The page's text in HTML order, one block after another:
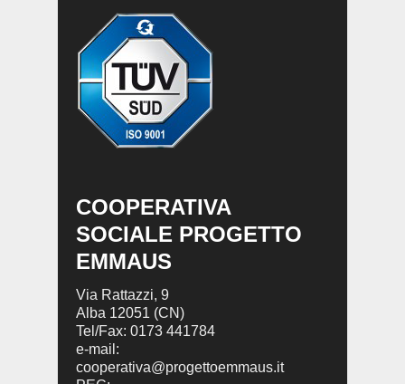
COOPERATIVA
SOCIALE PROGETTO
EMMAUS
Via Rattazzi, 9
Alba 12051 (CN)
Tel/Fax: 0173 441784
e-mail:
cooperativa@progettoemmaus.it